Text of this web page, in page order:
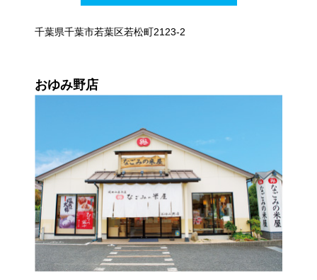
千葉県千葉市若葉区若松町2123-2
おゆみ野店